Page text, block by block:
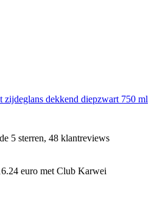
zijdeglans dekkend diepzwart 750 ml
5 sterren, 48 klantreviews
euro met Club Karwei